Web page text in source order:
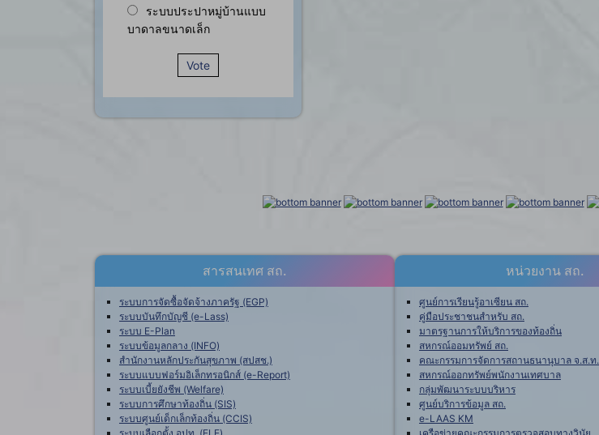
ระบบประปาหมู่บ้านแบบ
บาดาลขนาดเล็ก
Vote
สารสนเทศ สถ.
ระบบการจัดซื้อจัดจ้างภาครัฐ (EGP)
ระบบบันทึกบัญชี (e-Lass)
ระบบ E-Plan
ระบบข้อมูลกลาง (INFO)
สำนักงานหลักประกันสุขภาพ (สปสช.)
ระบบแบบฟอร์มอิเล็กทรอนิกส์ (e-Report)
ระบบเบี้ยยังชีพ (Welfare)
ระบบการศึกษาท้องถิ่น (SIS)
ระบบศูนย์เด็กเล็กท้องถิ่น (CCIS)
ระบบเลือกตั้ง อปท. (ELE)
หน่วยงาน สถ.
ศูนย์การเรียนรู้อาเซียน สถ.
คู่มือประชาชนสำหรับ สถ.
มาตรฐานการให้บริการของท้องถิ่น
สหกรณ์ออมทรัพย์ สถ.
คณะกรรมการจัดการสถานธนานุบาล จ.ส.ท.
สหกรณ์ออกทรัพย์พนักงานเทศบาล
กลุ่มพัฒนาระบบบริหาร
ศูนย์บริการข้อมูล สถ.
e-LAAS KM
เครือข่ายคณะกรรมการตรวจสอบทางวินัย